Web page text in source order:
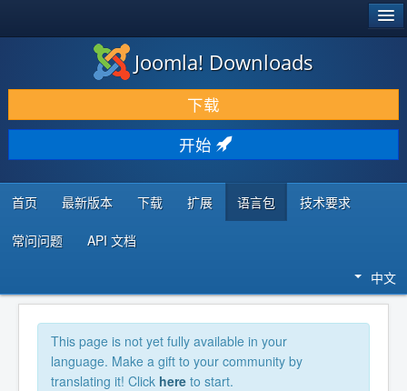
下载 & 扩展
发现 & 学习
社区 & 支持
开发者资源
Joomla! Downloads
下载
开始
首页 最新版本 下载 扩展 语言包 技术要求
常问问题 API 文档
中文
This page is not yet fully available in your
language. Make a gift to your community by
translating it! Click here to start.